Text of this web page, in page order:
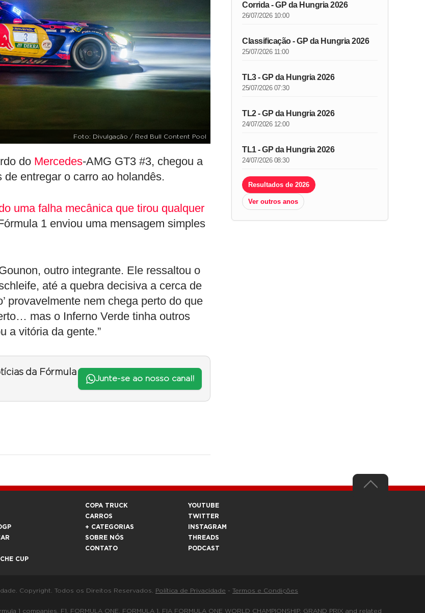
Foto: Divulgação / Red Bull Content Pool
do Mercedes-AMG GT3 #3, chegou a
entregar o carro ao holandês.
uma falha mecânica que tirou qualquer
1 enviou uma mensagem simples
, outro integrante. Ele ressaltou o
até a quebra decisiva a cerca de
provavelmente nem chega perto do que
mas o Inferno Verde tinha outros
a vitória da gente.”
da Fórmula
Junte-se ao nosso canal!
Corrida - GP da Hungria 2026
26/07/2026 10:00
Classificação - GP da Hungria 2026
25/07/2026 11:00
TL3 - GP da Hungria 2026
25/07/2026 07:30
TL2 - GP da Hungria 2026
24/07/2026 12:00
TL1 - GP da Hungria 2026
24/07/2026 08:30
Resultados de 2026
Ver outros anos
CUP
COPA TRUCK
CARROS
+ CATEGORIAS
SOBRE NÓS
CONTATO
YOUTUBE
TWITTER
INSTAGRAM
THREADS
PODCAST
Copyright. Todos os Direitos Reservados. Política de Privacidade - Termos e Condições
companies. F1, FORMULA ONE, FORMULA 1, FIA FORMULA ONE WORLD CHAMPIONSHIP, GRAND PRIX and related